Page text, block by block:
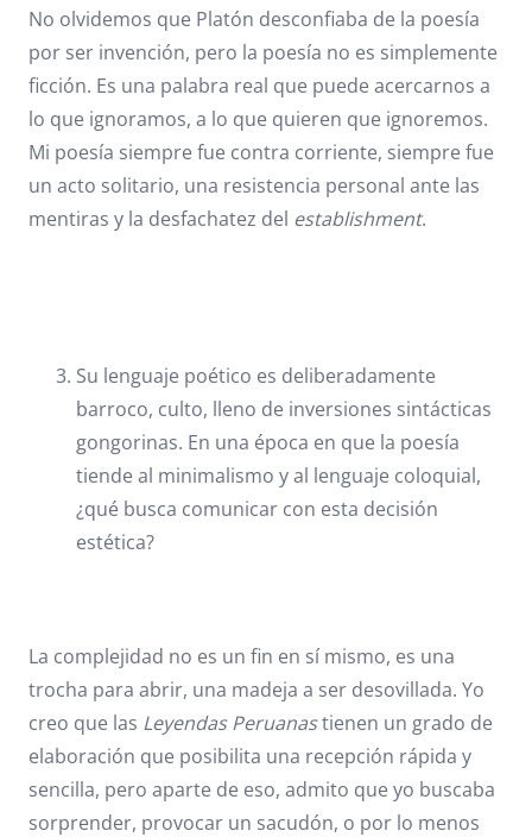
No olvidemos que Platón desconfiaba de la poesía
por ser invención, pero la poesía no es simplemente
ficción. Es una palabra real que puede acercarnos a
lo que ignoramos, a lo que quieren que ignoremos.
Mi poesía siempre fue contra corriente, siempre fue
un acto solitario, una resistencia personal ante las
mentiras y la desfachatez del establishment.
Su lenguaje poético es deliberadamente
barroco, culto, lleno de inversiones sintácticas
gongorinas. En una época en que la poesía
tiende al minimalismo y al lenguaje coloquial,
¿qué busca comunicar con esta decisión
estética?
La complejidad no es un fin en sí mismo, es una
trocha para abrir, una madeja a ser desovillada. Yo
creo que las Leyendas Peruanastienen un grado de
elaboración que posibilita una recepción rápida y
sencilla, pero aparte de eso, admito que yo buscaba
sorprender, provocar un sacudón, o por lo menos